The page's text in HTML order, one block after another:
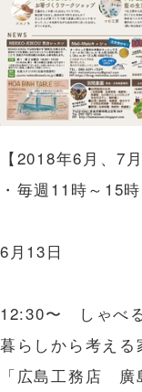
【2018年6月、7
・毎週11時～15時
6月13日
12:30〜 しゃべる
暮らしから考える
「広島工務店 廣